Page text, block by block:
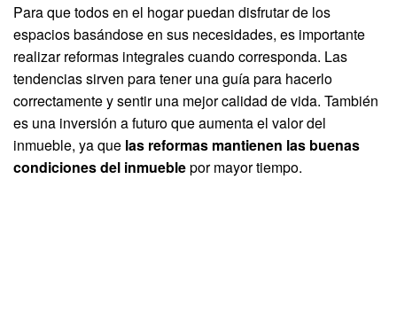
Para que todos en el hogar puedan disfrutar de los
espacios basándose en sus necesidades, es importante
realizar reformas integrales cuando corresponda. Las
tendencias sirven para tener una guía para hacerlo
correctamente y sentir una mejor calidad de vida. También
es una inversión a futuro que aumenta el valor del
inmueble, ya que las reformas mantienen las buenas
condiciones del inmueblepor mayor tiempo.